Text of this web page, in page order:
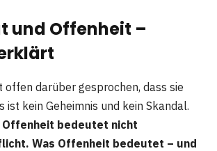
und Offenheit –
offen darüber gesprochen, dass sie
ist kein Geheimnis und kein Skandal.
Offenheit bedeutet nicht
Was Offenheit bedeutet – und